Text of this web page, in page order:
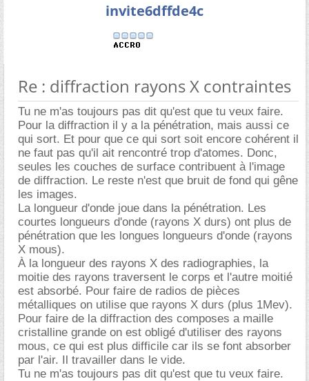
invite6dffde4c
Re : diffraction rayons X contraintes
Tu ne m'as toujours pas dit qu'est que tu veux faire.
Pour la diffraction il y a la pénétration, mais aussi ce
qui sort. Et pour que ce qui sort soit encore cohérent il
ne faut pas qu'il ait rencontré trop d'atomes. Donc,
seules les couches de surface contribuent à l'image
de diffraction. Le reste n'est que bruit de fond qui gêne
les images.
La longueur d'onde joue dans la pénétration. Les
courtes longueurs d'onde (rayons X durs) ont plus de
pénétration que les longues longueurs d'onde (rayons
X mous).
À la longueur des rayons X des radiographies, la
moitie des rayons traversent le corps et l'autre moitié
est absorbé. Pour faire de radios de pièces
métalliques on utilise que rayons X durs (plus 1Mev).
Pour faire de la diffraction des composes a maille
cristalline grande on est obligé d'utiliser des rayons
mous, ce qui est plus difficile car ils se font absorber
par l'air. Il travailler dans le vide.
Tu ne m'as toujours pas dit qu'est que tu veux faire.